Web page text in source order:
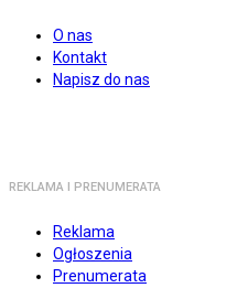
O nas
Kontakt
Napisz do nas
REKLAMA I PRENUMERATA
Reklama
Ogłoszenia
Prenumerata